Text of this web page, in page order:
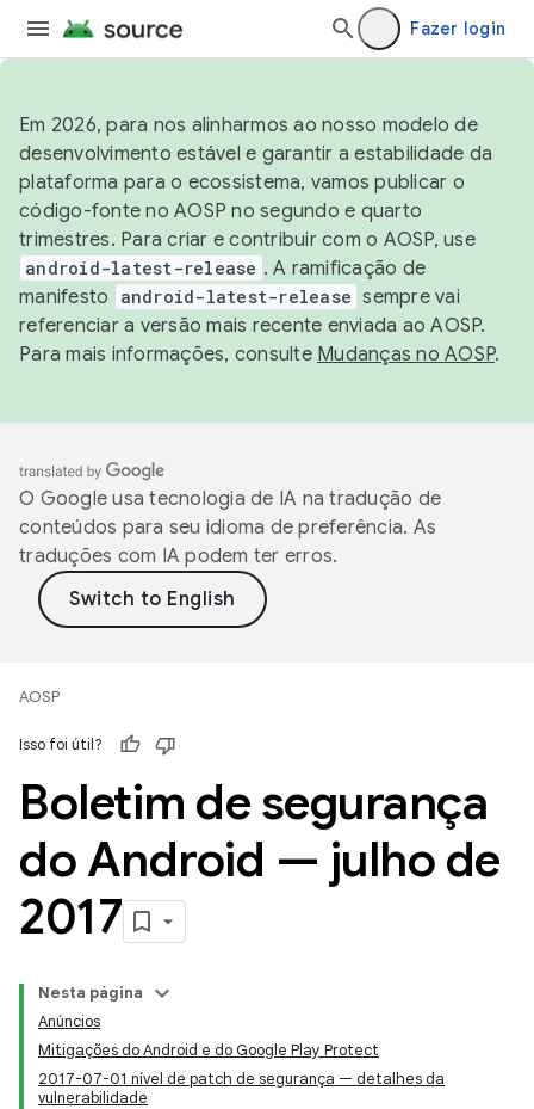
Fazer login
Em 2026, para nos alinharmos ao nosso modelo de
desenvolvimento estável e garantir a estabilidade da
plataforma para o ecossistema, vamos publicar o
código-fonte no AOSP no segundo e quarto
trimestres. Para criar e contribuir com o AOSP, use
android-latest-release . A ramificação de
manifesto
android-latest-release sempre vai
referenciar a versão mais recente enviada ao AOSP.
Para mais informações, consulte Mudanças no AOSP.
O Google usa tecnologia de IA na tradução de
conteúdos para seu idioma de preferência. As
traduções com IA podem ter erros.
AOSP
Isso foi útil?
Boletim de segurança
do Android — julho de
2017
Nesta página
Anúncios
Mitigações do Android e do Google Play Protect
2017-07-01 nível de patch de segurança — detalhes da
vulnerabilidade